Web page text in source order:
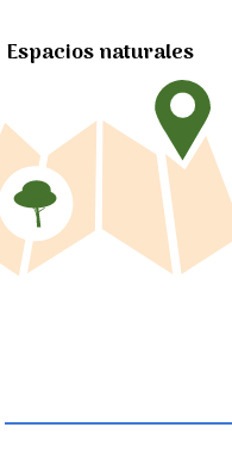
Espacios naturales